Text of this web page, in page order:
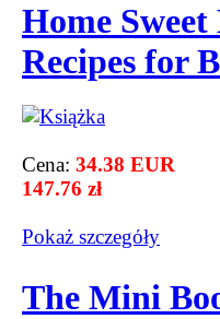
Home
Recipes for
Cena: 34.38 EUR
147.76 zł
Pokaż szczegόły
The Mini